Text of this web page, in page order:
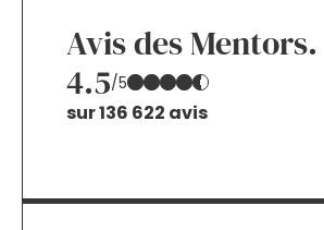
Avis des Mentors.
4.5/5
sur 136 622 avis